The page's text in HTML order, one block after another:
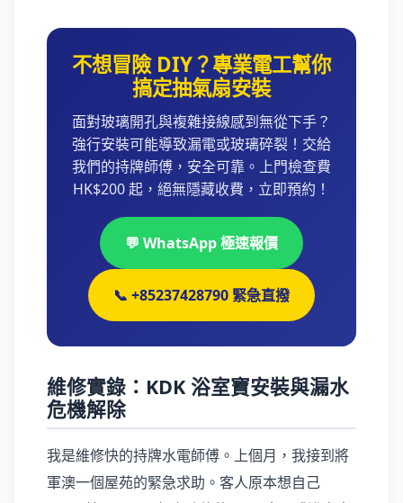
不想冒險 DIY？專業電工幫你
搞定抽氣扇安裝
面對玻璃開孔與複雜接線感到無從下手？
強行安裝可能導致漏電或玻璃碎裂！交給
我們的持牌師傅，安全可靠。上門檢查費
HK$200 起，絕無隱藏收費，立即預約！
💬 WhatsApp 極速報價
📞 +85237428790 緊急直撥
維修實錄：KDK 浴室寶安裝與漏水
危機解除
我是維修快的持牌水電師傅。上個月，我接到將
軍澳一個屋苑的緊急求助。客人原本想自己